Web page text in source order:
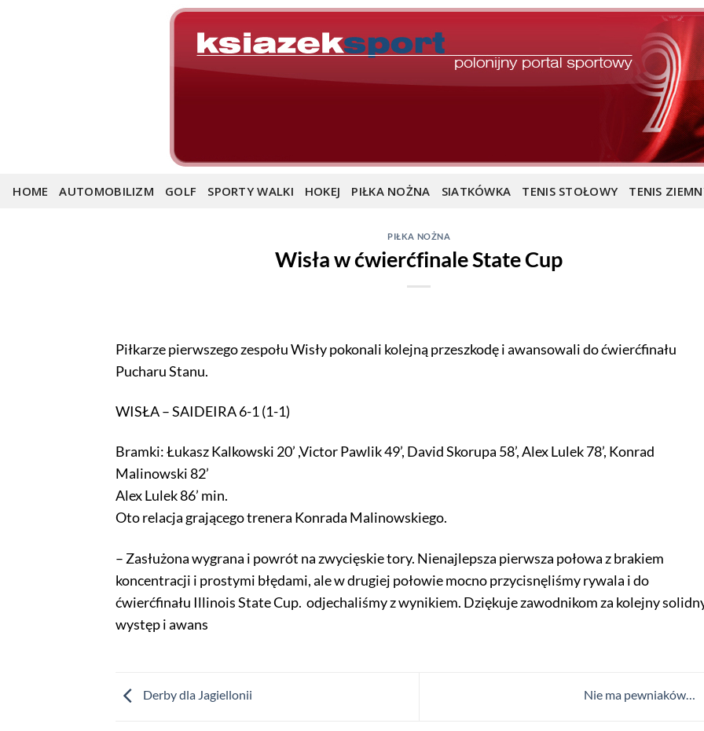
HOME AUTOMOBILIZM GOLF SPORTY WALKI HOKEJ PIŁKA NOŻNA SIATKÓWKA TENIS STOŁOWY TENIS
PIŁKA NOŻNA
Wisła w ćwierćfinale State Cup
Piłkarze pierwszego zespołu Wisły pokonali kolejną przeszkodę i awansowali do ćwierćfinału
Pucharu Stanu.
WISŁA – SAIDEIRA 6-1 (1-1)
Bramki: Łukasz Kalkowski 20’ ,Victor Pawlik 49’, David Skorupa 58’, Alex Lulek 78’, Konrad
Malinowski 82’
Alex Lulek 86’ min.
Oto relacja grającego trenera Konrada Malinowskiego.
– Zasłużona wygrana i powrót na zwycięskie tory. Nienajlepsza pierwsza połowa z brakiem
koncentracji i prostymi błędami, ale w drugiej połowie mocno przycisnęliśmy rywala i do
ćwierćfinału Illinois State Cup. odjechaliśmy z wynikiem. Dziękuje zawodnikom za kolejny
występ i awans
Derby dla Jagiellonii Nie ma pewniaków…